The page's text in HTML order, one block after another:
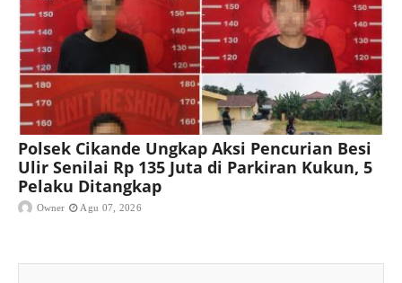
Polsek Cikande Ungkap Aksi Pencurian Besi
Ulir Senilai Rp 135 Juta di Parkiran Kukun, 5
Pelaku Ditangkap
Owner Agu 07, 2026